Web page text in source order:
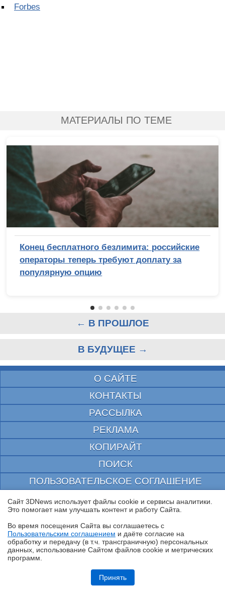
Обзор HUAWEI WATCH Kids X1 Pro: самые умные детские часы
Forbes
МАТЕРИАЛЫ ПО ТЕМЕ
Конец бесплатного безлимита: российские
операторы теперь требуют доплату за
популярную опцию
← В ПРОШЛОЕ
В БУДУЩЕЕ →
О САЙТЕ
КОНТАКТЫ
РАССЫЛКА
РЕКЛАМА
КОПИРАЙТ
ПОИСК
ПОЛЬЗОВАТЕЛЬСКОЕ СОГЛАШЕНИЕ
ЗАЩИЩЕНО CURATOR
© 1997—2026 Электронное периодическое издание "3ДНьюс" | Свидетельство о
выдано Федеральной Службой по надзору за соблюдением законодательства в сфере
массовых коммуникаций и охране культурного наследия
При цитировании документа ссылка на сайт с указанием автора обязательна. Полное
заимствование документа является нарушением
российского и международного законодательства и возможно только с согласия
Сайт 3DNews использует файлы cookie и сервисы аналитики.
Это помогает нам улучшать контент и работу Cайта.
Во время посещения Cайта вы соглашаетесь с
Пользовательским соглашением и даёте согласие на
обработку и передачу (в т.ч. трансграничную) персональных
данных, использование Cайтом файлов cookie и метрических
программ.
Принять